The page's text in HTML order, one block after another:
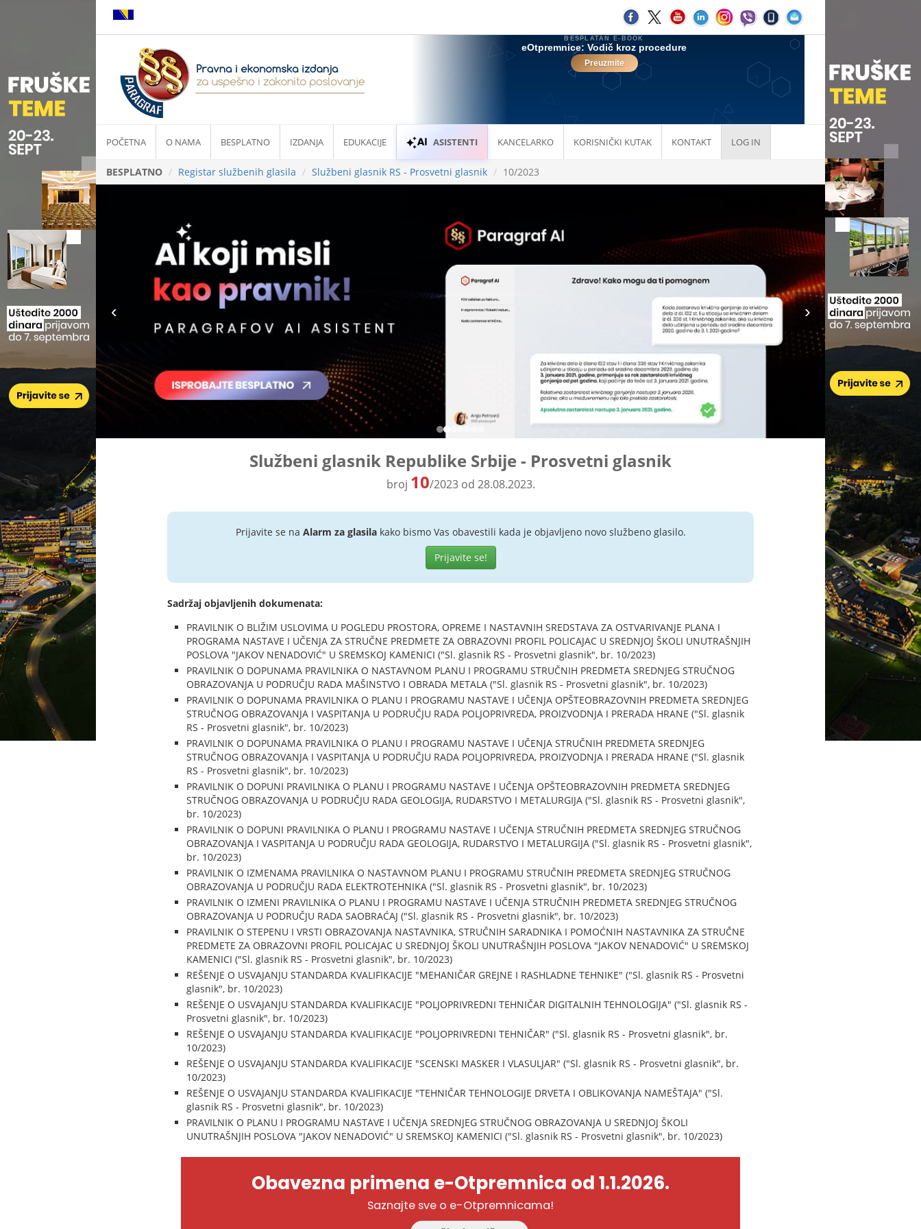
POČETNA O NAMA BESPLATNO IZDANJA EDUKACIJE ASISTENTI KANCELARKO KORISNIČKI KUTAK KONTAKT LOG IN
BESPLATNO Registar službenih glasila Službeni glasnik RS - Prosvetni glasnik 10/2023
Službeni glasnik Republike Srbije - Prosvetni glasnik
broj 10/2023 od 28.08.2023.
Prijavite se na Alarm za glasilakako bismo Vas obavestili kada je objavljeno novo službeno glasilo.
Prijavite se!
Sadržaj objavljenih dokumenata:
PRAVILNIK O BLIŽIM USLOVIMA U POGLEDU PROSTORA, OPREME I NASTAVNIH SREDSTAVA ZA OSTVARIVANJE PLANA I
PROGRAMA NASTAVE I UČENJA ZA STRUČNE PREDMETE ZA OBRAZOVNI PROFIL POLICAJAC U SREDNJOJ ŠKOLI UNUTRAŠNJIH
POSLOVA "JAKOV NENADOVIĆ" U SREMSKOJ KAMENICI ("Sl. glasnik RS - Prosvetni glasnik", br. 10/2023)
PRAVILNIK O DOPUNAMA PRAVILNIKA O NASTAVNOM PLANU I PROGRAMU STRUČNIH PREDMETA SREDNJEG STRUČNOG
OBRAZOVANJA U PODRUČJU RADA MAŠINSTVO I OBRADA METALA ("Sl. glasnik RS - Prosvetni glasnik", br. 10/2023)
PRAVILNIK O DOPUNAMA PRAVILNIKA O PLANU I PROGRAMU NASTAVE I UČENJA OPŠTEOBRAZOVNIH PREDMETA SREDNJEG
STRUČNOG OBRAZOVANJA I VASPITANJA U PODRUČJU RADA POLJOPRIVREDA, PROIZVODNJA I PRERADA HRANE ("Sl. glasnik
RS - Prosvetni glasnik", br. 10/2023)
PRAVILNIK O DOPUNAMA PRAVILNIKA O PLANU I PROGRAMU NASTAVE I UČENJA STRUČNIH PREDMETA SREDNJEG
STRUČNOG OBRAZOVANJA I VASPITANJA U PODRUČJU RADA POLJOPRIVREDA, PROIZVODNJA I PRERADA HRANE ("Sl. glasnik
RS - Prosvetni glasnik", br. 10/2023)
PRAVILNIK O DOPUNI PRAVILNIKA O PLANU I PROGRAMU NASTAVE I UČENJA OPŠTEOBRAZOVNIH PREDMETA SREDNJEG
STRUČNOG OBRAZOVANJA U PODRUČJU RADA GEOLOGIJA, RUDARSTVO I METALURGIJA ("Sl. glasnik RS - Prosvetni glasnik",
br. 10/2023)
PRAVILNIK O DOPUNI PRAVILNIKA O PLANU I PROGRAMU NASTAVE I UČENJA STRUČNIH PREDMETA SREDNJEG STRUČNOG
OBRAZOVANJA I VASPITANJA U PODRUČJU RADA GEOLOGIJA, RUDARSTVO I METALURGIJA ("Sl. glasnik RS - Prosvetni glasnik",
br. 10/2023)
PRAVILNIK O IZMENAMA PRAVILNIKA O NASTAVNOM PLANU I PROGRAMU STRUČNIH PREDMETA SREDNJEG STRUČNOG
OBRAZOVANJA U PODRUČJU RADA ELEKTROTEHNIKA ("Sl. glasnik RS - Prosvetni glasnik", br. 10/2023)
PRAVILNIK O IZMENI PRAVILNIKA O PLANU I PROGRAMU NASTAVE I UČENJA STRUČNIH PREDMETA SREDNJEG STRUČNOG
OBRAZOVANJA U PODRUČJU RADA SAOBRAĆAJ ("Sl. glasnik RS - Prosvetni glasnik", br. 10/2023)
PRAVILNIK O STEPENU I VRSTI OBRAZOVANJA NASTAVNIKA, STRUČNIH SARADNIKA I POMOĆNIH NASTAVNIKA ZA STRUČNE
PREDMETE ZA OBRAZOVNI PROFIL POLICAJAC U SREDNJOJ ŠKOLI UNUTRAŠNJIH POSLOVA "JAKOV NENADOVIĆ" U SREMSKOJ
KAMENICI ("Sl. glasnik RS - Prosvetni glasnik", br. 10/2023)
REŠENJE O USVAJANJU STANDARDA KVALIFIKACIJE "MEHANIČAR GREJNE I RASHLADNE TEHNIKE" ("Sl. glasnik RS - Prosvetni
glasnik", br. 10/2023)
REŠENJE O USVAJANJU STANDARDA KVALIFIKACIJE "POLJOPRIVREDNI TEHNIČAR DIGITALNIH TEHNOLOGIJA" ("Sl. glasnik RS -
Prosvetni glasnik", br. 10/2023)
REŠENJE O USVAJANJU STANDARDA KVALIFIKACIJE "POLJOPRIVREDNI TEHNIČAR" ("Sl. glasnik RS - Prosvetni glasnik", br.
10/2023)
REŠENJE O USVAJANJU STANDARDA KVALIFIKACIJE "SCENSKI MASKER I VLASULJAR" ("Sl. glasnik RS - Prosvetni glasnik", br.
10/2023)
REŠENJE O USVAJANJU STANDARDA KVALIFIKACIJE "TEHNIČAR TEHNOLOGIJE DRVETA I OBLIKOVANJA NAMEŠTAJA" ("Sl.
glasnik RS - Prosvetni glasnik", br. 10/2023)
PRAVILNIK O PLANU I PROGRAMU NASTAVE I UČENJA SREDNJEG STRUČNOG OBRAZOVANJA U SREDNJOJ ŠKOLI
UNUTRAŠNJIH POSLOVA "JAKOV NENADOVIĆ" U SREMSKOJ KAMENICI ("Sl. glasnik RS - Prosvetni glasnik", br. 10/2023)
Obavezna primena e-Otpremnica od 1.1.2026.
Saznajte sve o e-Otpremnicama!